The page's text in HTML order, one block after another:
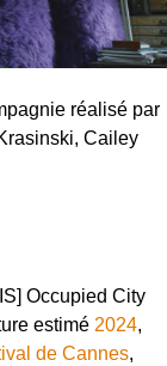
réalisé par
Cailey
Occupied City
estimé 2024,
de Cannes,